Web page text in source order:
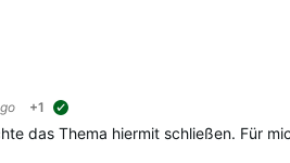
+1
das Thema hiermit schließen. Für